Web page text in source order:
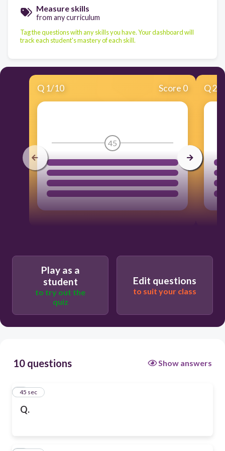
Measure skills
from any curriculum
Tag the questions with any skills you have. Your dashboard will
track each student's mastery of each skill.
Q 1/10 Score 0
45
Q2
Play as a
student
to try out the
quiz
Edit questions
to suit your class
10 questions Show answers
Q.
1
45 sec